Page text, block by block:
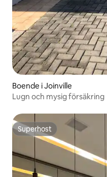
Boende i Joinville
Lugn och mysig försäkring
Superhost
Superhost